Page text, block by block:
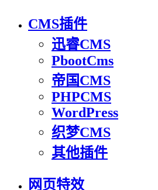
CMS插件
迅睿CMS
PbootCms
帝国CMS
PHPCMS
WordPress
织梦CMS
其他插件
网页特效